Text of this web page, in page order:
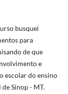
busquei
para
de que
e
escolar do ensino
Sinop - MT.